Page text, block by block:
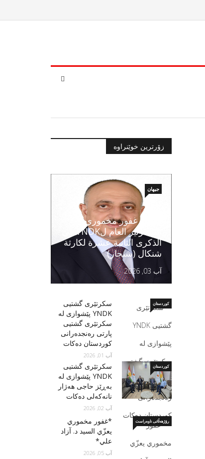
زۆرترین خوێنراوە
رسالة غفور مخموري
الذكرى الثانية عشرة لكارثة
شنكال (سنجار)
آب 03, 2026
جیهان
سكرتێری گشتیی
YNDK پێشوازی لە
سکرتێرى گشتیى
پارتى رەنجدەرانى
کوردستان دەكات
کوردستان
آب 01, 2026
سكرتێری گشتیی
YNDK پێشوازى لە
بەڕێز حاجی هەژار
نانەکەلی دەکات
کوردستان
آب 02, 2026
*غفور مخموري
يعزّي السید د. آزاد
علي*
رۆژهەڵاتی ناوەراست
آب 05, 2026